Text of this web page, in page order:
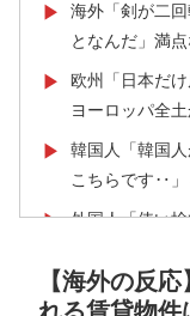
▶
海外「剣が二
となんだ」満
▶
欧州「日本だ
ヨーロッパ全
▶
韓国人「韓国
こちらです‥
▶ 外国人「使い
▶ 海外「あるあ
【海外の反